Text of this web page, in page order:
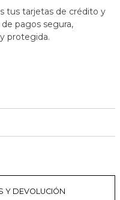
tus tarjetas de crédito y
pagos segura,
protegida.
Y DEVOLUCIÓN